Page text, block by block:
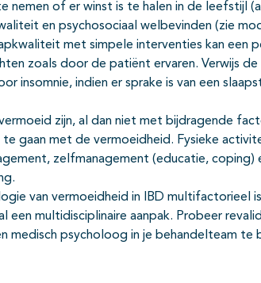
nemen of er winst is te halen in de leefstijl
en psychosociaal welbevinden (zie
met simpele interventies kan
zoals door de patiënt ervaren. Verwijs
insomnie, indien er sprake is van een
zijn, al dan niet met bijdragende
gaan met de vermoeidheid. Fysieke
zelfmanagement (educatie,
van vermoeidheid in IBD multifactorieel
een multidisciplinaire aanpak. Probeer
medisch psycholoog in je behandelteam te